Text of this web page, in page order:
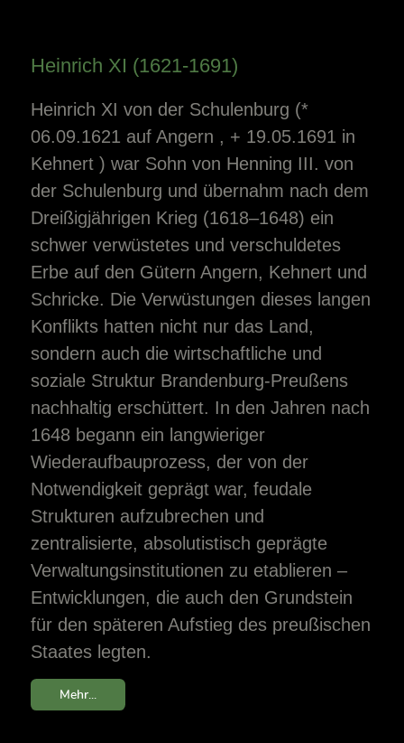
Heinrich XI (1621-1691)
Heinrich XI von der Schulenburg (*
06.09.1621 auf Angern , + 19.05.1691 in
Kehnert ) war Sohn von Henning III. von
der Schulenburg und übernahm nach dem
Dreißigjährigen Krieg (1618–1648) ein
schwer verwüstetes und verschuldetes
Erbe auf den Gütern Angern, Kehnert und
Schricke. Die Verwüstungen dieses langen
Konflikts hatten nicht nur das Land,
sondern auch die wirtschaftliche und
soziale Struktur Brandenburg‑Preußens
nachhaltig erschüttert. In den Jahren nach
1648 begann ein langwieriger
Wiederaufbauprozess, der von der
Notwendigkeit geprägt war, feudale
Strukturen aufzubrechen und
zentralisierte, absolutistisch geprägte
Verwaltungsinstitutionen zu etablieren –
Entwicklungen, die auch den Grundstein
für den späteren Aufstieg des preußischen
Staates legten.
Mehr...